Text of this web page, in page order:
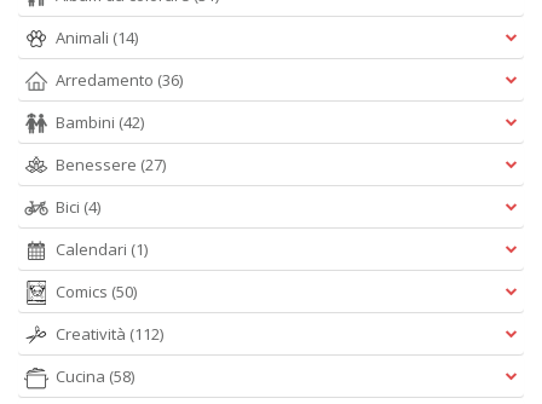
Animali (14)
Arredamento (36)
Bambini (42)
Benessere (27)
Bici (4)
Calendari (1)
Comics (50)
Creatività (112)
Cucina (58)